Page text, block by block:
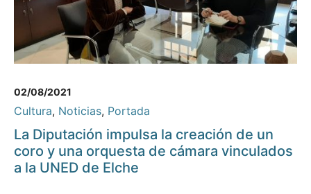
02/08/2021
Cultura, Noticias, Portada
La Diputación impulsa la creación de un
coro y una orquesta de cámara vinculados
a la UNED de Elche